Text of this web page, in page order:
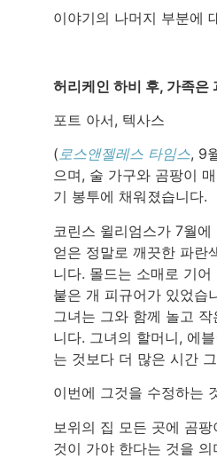
이야기의 나머지 부분에
허리케인 하비 후, 가족은
포트 아서, 텍사스
(로스앤젤레스 타임스, 9
으며, 술 가구와 곰팡이
기 봉투에 채워졌습니다.
코린스 윌리엄스가 7월
얻은 정말로 깨끗한 파란
니다. 몰드는 소매로 기
붙은 개 피규어가 있었습
그녀는 그와 함께 놀고
니다. 그녀의 할머니, 에
는 것보다 더 많은 시간
이번에 그것을 수정하는
보위의 집 모든 곳에 곰
것이 가야 한다는 것을